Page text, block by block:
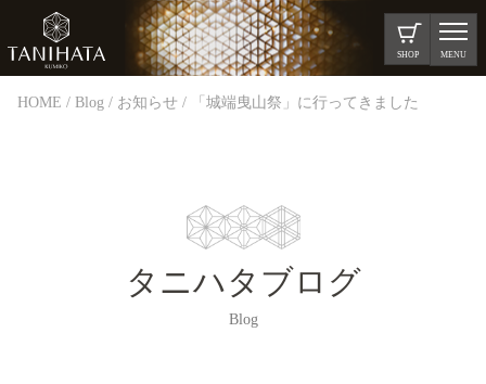
SHOP MENU
HOME Blog お知らせ 「城端曳山祭」に行ってきました
タニハタブログ
Blog